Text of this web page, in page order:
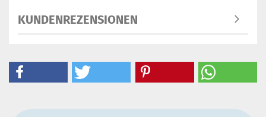
KUNDENREZENSIONEN